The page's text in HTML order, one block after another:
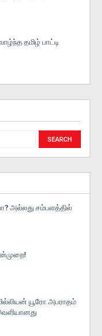
தமிழ் பாட்டி
அல்லது சம்பளத்தில்
யூரோ அபராதம்